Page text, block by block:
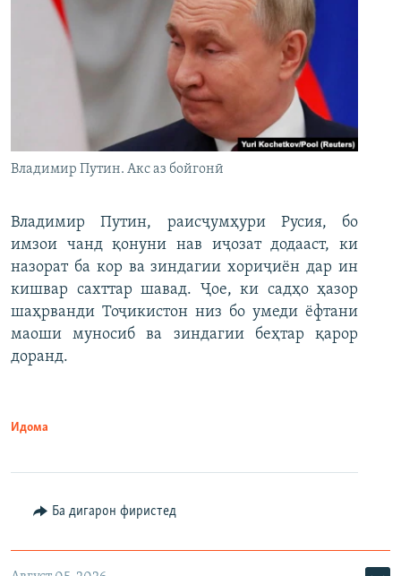
Владимир Путин. Акс аз бойгонӣ
Владимир Путин, раисҷумҳури Русия, бо
имзои чанд қонуни нав иҷозат додааст, ки
назорат ба кор ва зиндагии хориҷиён дар ин
кишвар сахттар шавад. Ҷое, ки садҳо ҳазор
шаҳрванди Тоҷикистон низ бо умеди ёфтани
маоши муносиб ва зиндагии беҳтар қарор
доранд.
Идома
Ба дигарон фиристед